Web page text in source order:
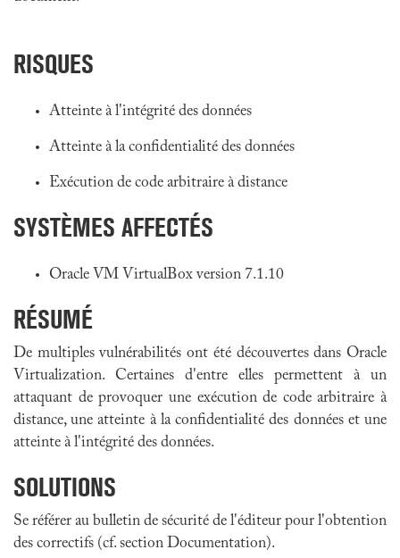
RISQUES
Atteinte à l'intégrité des données
Atteinte à la confidentialité des données
Exécution de code arbitraire à distance
SYSTÈMES AFFECTÉS
Oracle VM VirtualBox version 7.1.10
RÉSUMÉ
De multiples vulnérabilités ont été découvertes dans Oracle
Virtualization. Certaines d'entre elles permettent à un
attaquant de provoquer une exécution de code arbitraire à
distance, une atteinte à la confidentialité des données et une
atteinte à l'intégrité des données.
SOLUTIONS
Se référer au bulletin de sécurité de l'éditeur pour l'obtention
des correctifs (cf. section Documentation).